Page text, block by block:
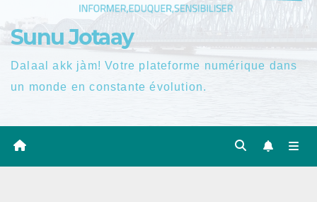
Sunu Jotaay
Dalaal akk jàm! Votre plateforme numérique dans
un monde en constante évolution.